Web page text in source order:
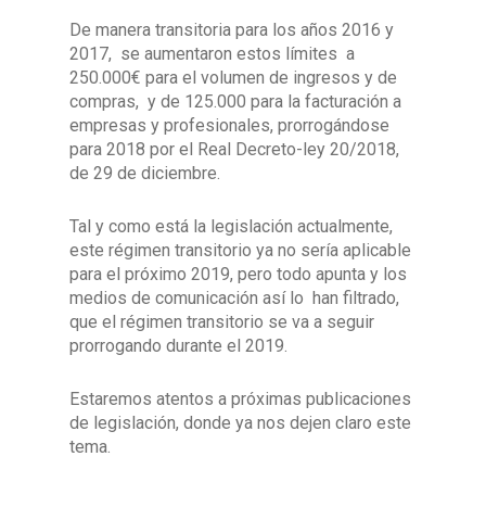
De manera transitoria para los años 2016 y
2017, se aumentaron estos límites a
250.000€ para el volumen de ingresos y de
compras, y de 125.000 para la facturación a
empresas y profesionales, prorrogándose
para 2018 por el Real Decreto-ley 20/2018,
de 29 de diciembre.
Tal y como está la legislación actualmente,
este régimen transitorio ya no sería aplicable
para el próximo 2019, pero todo apunta y los
medios de comunicación así lo han filtrado,
que el régimen transitorio se va a seguir
prorrogando durante el 2019.
Estaremos atentos a próximas publicaciones
de legislación, donde ya nos dejen claro este
tema.